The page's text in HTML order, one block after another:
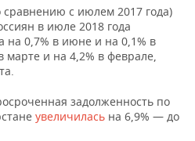
с июлем 2017 года)
в июле 2018 года
на 0,7% в июне и на 0,1% в
марте и на 4,2% в феврале,
задолженность по
увеличилась на 6,9% — до